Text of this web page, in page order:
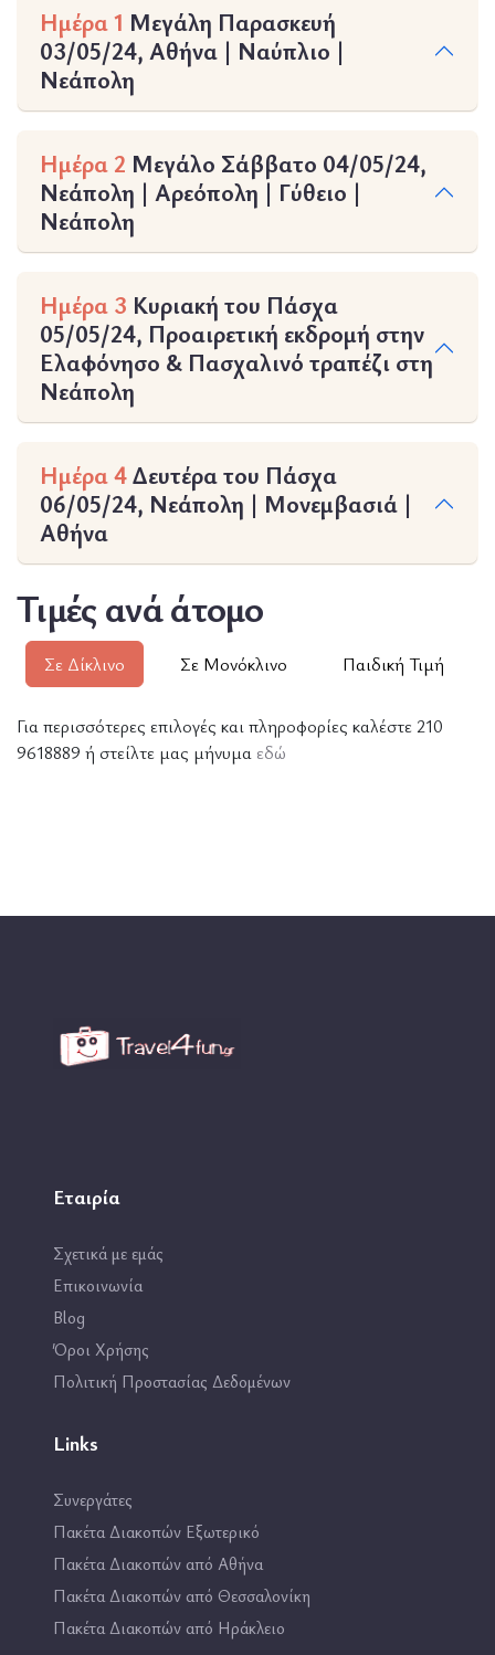
Ημέρα 1 Μεγάλη Παρασκευή
03/05/24, Αθήνα | Ναύπλιο |
Νεάπολη
Ημέρα 2 Μεγάλο Σάββατο 04/05/24,
Νεάπολη | Αρεόπολη | Γύθειο |
Νεάπολη
Ημέρα 3 Κυριακή του Πάσχα
05/05/24, Προαιρετική εκδρομή στην
Ελαφόνησο & Πασχαλινό τραπέζι στη
Νεάπολη
Ημέρα 4Δευτέρα του Πάσχα
06/05/24, Νεάπολη | Μονεμβασιά |
Αθήνα
Τιμές ανά άτομο
Σε Δίκλινο Σε Μονόκλινο Παιδική Τιμή
Για περισσότερες επιλογές και πληροφορίες καλέστε 210
9618889 ή στείλτε μας μήνυμα εδώ
Εταιρία
Σχετικά με εμάς
Επικοινωνία
Blog
Όροι Χρήσης
Πολιτική Προστασίας Δεδομένων
Links
Συνεργάτες
Πακέτα Διακοπών Εξωτερικό
Πακέτα Διακοπών από Αθήνα
Πακέτα Διακοπών από Θεσσαλονίκη
Πακέτα Διακοπών από Ηράκλειο